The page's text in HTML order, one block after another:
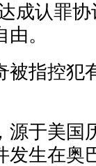
成认罪
。
指控犯
于美国
发生在奥